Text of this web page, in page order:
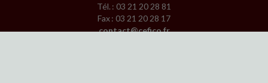
Tél. : 03 21 20 28 81
Fax : 03 21 20 28 17
contact@cefico.fr